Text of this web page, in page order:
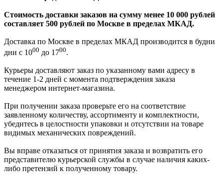
Стоимость доставки заказов на сумму менее 10 000 рублей
составляет 500 рублей по Москве в пределах МКАД.
Доставка по Москве в пределах МКАД производится в будни
дни с 1000 до 1700.
Курьеры доставляют заказ по указанному вами адресу в
течение 1-2 дней с момента подтверждения заказа
менеджером интернет-магазина.
При получении заказа проверьте его на соответствие
заявленному количеству, ассортименту и комплектности,
убедитесь в целостности упаковки и отсутствии на товаре
видимых механических повреждений.
Вы вправе отказаться от принятия заказа и возвратить его
представителю курьерской службы в случае наличия каких-
либо претензий к полученному товару.